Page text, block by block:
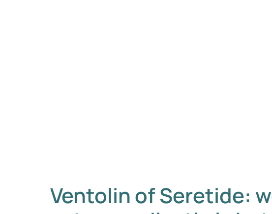
Ventolin of Seretide: